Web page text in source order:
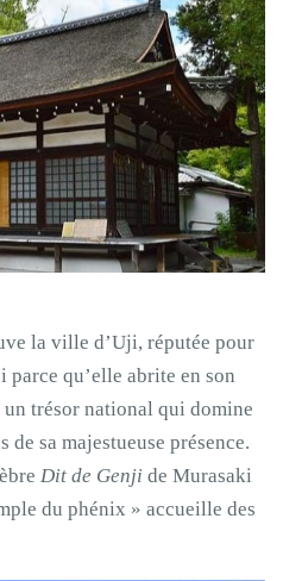
la ville d’Uji, réputée pour
parce qu’elle abrite en son
trésor national qui domine
sa majestueuse présence.
Dit de Genji de Murasaki
du phénix » accueille des